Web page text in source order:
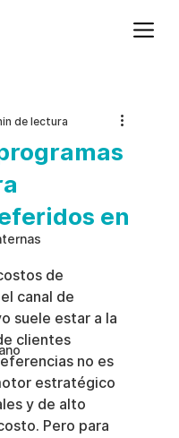
en
de lectura
de
canal de
suele estar a la
clientes
no es
estratégico
y de alto
Pero para